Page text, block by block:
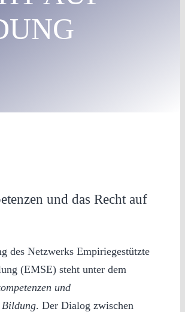
und das Recht auf
des Netzwerks Empiriegestützte
(EMSE) steht unter dem
und
Bildung. Der Dialog zwischen